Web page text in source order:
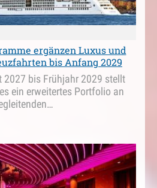
ergänzen Luxus und
bis Anfang 2029
2027 bis Frühjahr 2029 stellt
ein erweitertes Portfolio an